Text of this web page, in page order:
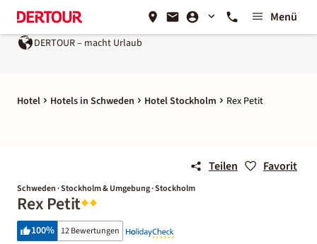
Menü
DERTOUR – macht Urlaub
Hotel Hotels in Schweden Hotel Stockholm Rex Petit
Teilen Favorit
Schweden · Stockholm & Umgebung · Stockholm
Rex Petit
100% 12 Bewertungen